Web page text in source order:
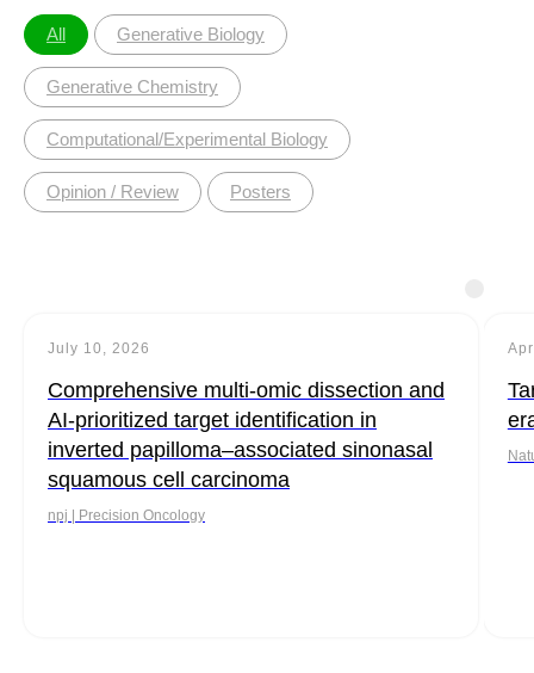
All Generative Biology
Generative Chemistry
Computational/Experimental Biology
Opinion / Review Posters
July 10, 2026
Comprehensive multi-omic dissection and
AI-prioritized target identification in
inverted papilloma–associated sinonasal
squamous cell carcinoma
npj | Precision Oncology